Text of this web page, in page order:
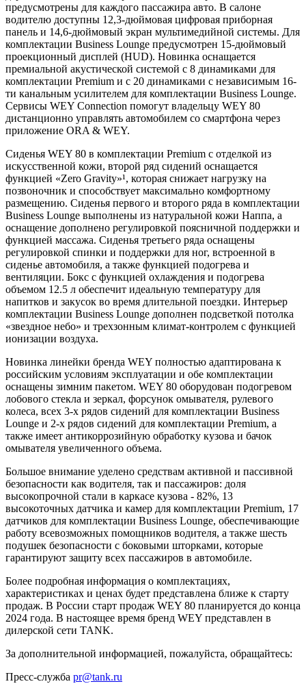
предусмотрены для каждого пассажира авто. В салоне
водителю доступны 12,3-дюймовая цифровая приборная
панель и 14,6-дюймовый экран мультимедийной системы. Для
комплектации Business Lounge предусмотрен 15-дюймовый
проекционный дисплей (HUD). Новинка оснащается
премиальной акустической системой с 8 динамиками для
комплектации Premium и с 20 динамиками с независимым 16-
ти канальным усилителем для комплектации Business Lounge.
Сервисы WEY Connection помогут владельцу WEY 80
дистанционно управлять автомобилем со смартфона через
приложение ORA & WEY.
Сиденья WEY 80 в комплектации Premium с отделкой из
искусственной кожи, второй ряд сидений оснащается
функцией «Zero Gravity»¹, которая снижает нагрузку на
позвоночник и способствует максимально комфортному
размещению. Сиденья первого и второго ряда в комплектации
Business Lounge выполнены из натуральной кожи Наппа, а
оснащение дополнено регулировкой поясничной поддержки и
функцией массажа. Сиденья третьего ряда оснащены
регулировкой спинки и поддержки для ног, встроенной в
сиденье автомобиля, а также функцией подогрева и
вентиляции. Бокс с функцией охлаждения и подогрева
объемом 12.5 л обеспечит идеальную температуру для
напитков и закусок во время длительной поездки. Интерьер
комплектации Business Lounge дополнен подсветкой потолка
«звездное небо» и трехзонным климат-контролем с функцией
ионизации воздуха.
Новинка линейки бренда WEY полностью адаптирована к
российским условиям эксплуатации и обе комплектации
оснащены зимним пакетом. WEY 80 оборудован подогревом
лобового стекла и зеркал, форсунок омывателя, рулевого
колеса, всех 3-х рядов сидений для комплектации Business
Lounge и 2-х рядов сидений для комплектации Premium, а
также имеет антикоррозийную обработку кузова и бачок
омывателя увеличенного объема.
Большое внимание уделено средствам активной и пассивной
безопасности как водителя, так и пассажиров: доля
высокопрочной стали в каркасе кузова - 82%, 13
высокоточных датчика и камер для комплектации Premium, 17
датчиков для комплектации Business Lounge, обеспечивающие
работу всевозможных помощников водителя, а также шесть
подушек безопасности с боковыми шторками, которые
гарантируют защиту всех пассажиров в автомобиле.
Более подробная информация о комплектациях,
характеристиках и ценах будет представлена ближе к старту
продаж. В России старт продаж WEY 80 планируется до конца
2024 года. В настоящее время бренд WEY представлен в
дилерской сети TANK.
За дополнительной информацией, пожалуйста, обращайтесь:
Пресс-служба pr@tank.ru